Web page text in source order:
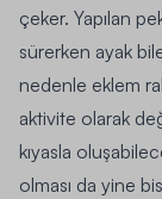
çeker. Yapılan
sürerken ayak
nedenle eklem
aktivite olarak
kıyasla
olması da yine